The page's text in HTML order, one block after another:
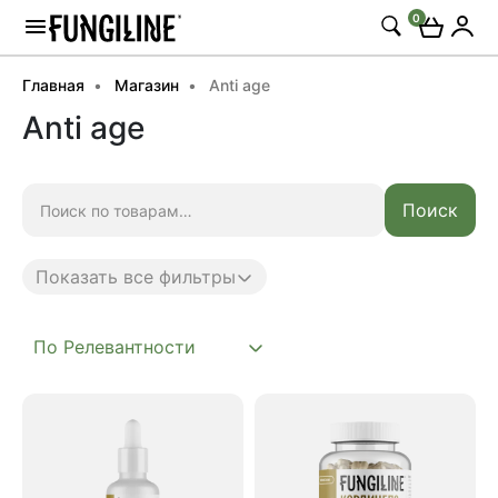
0
Главная Магазин Anti age
Anti age
Поиск
Показать все фильтры
Complex
Mushroom